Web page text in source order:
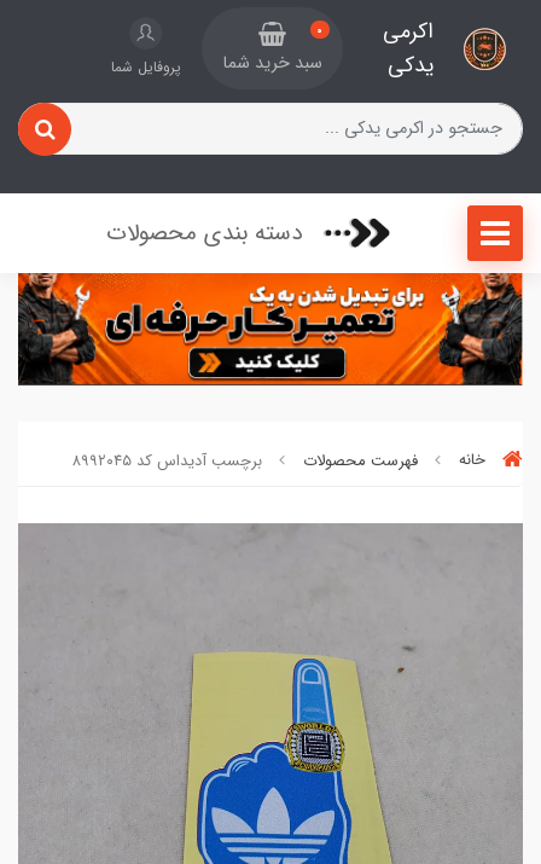
اکرمی
یدکی
0
سبد خرید شما پروفایل شما
دسته بندی محصولات
خانه فهرست محصولات برچسب آدیداس کد ۸۹۹۲۰۴۵